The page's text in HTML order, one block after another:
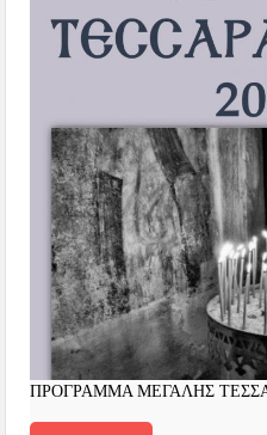
ΠΡΟΓΡΑΜΜΑ ΜΕΓΑΛΗΣ